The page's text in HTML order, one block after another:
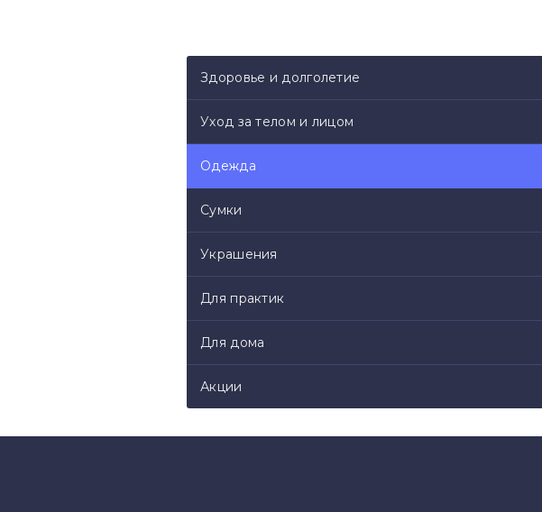
Здоровье и долголетие
Уход за телом и лицом
Одежда
Сумки
Украшения
Для практик
Для дома
Акции
Размеры 50-56 - 5615 руб
СВОЙ РАЗМЕР УКАЖИТЕ В КОММЕНТАРИИ К